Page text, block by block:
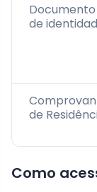
Documento
de
de
Como